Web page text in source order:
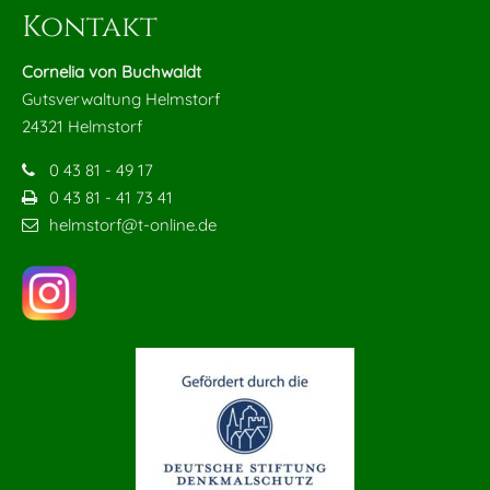
Kontakt
Cornelia von Buchwaldt
Gutsverwaltung Helmstorf
24321 Helmstorf
0 43 81 - 49 17
0 43 81 - 41 73 41
helmstorf@t-online.de